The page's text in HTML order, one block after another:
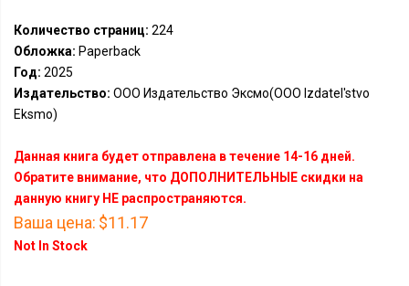
Количество страниц: 224
Обложка: Paperback
Год: 2025
Издательство: ООО Издательство Эксмо(OOO Izdatel'stvo
Eksmo)
Данная книга будет отправлена в течение 14-16 дней.
Обратите внимание, что ДОПОЛНИТЕЛЬНЫЕ скидки на
данную книгу НЕ распространяются.
Ваша цена: $11.17
Not In Stock